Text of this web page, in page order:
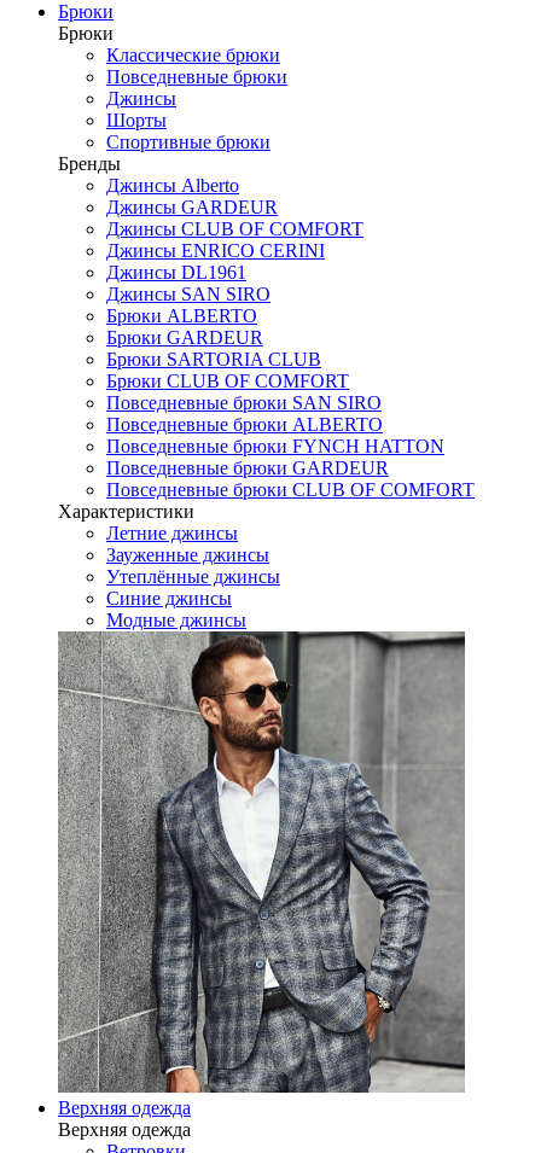
Брюки
Брюки
Классические брюки
Повседневные брюки
Джинсы
Шорты
Спортивные брюки
Бренды
Джинсы Alberto
Джинсы GARDEUR
Джинсы CLUB OF COMFORT
Джинсы ENRICO CERINI
Джинсы DL1961
Джинсы SAN SIRO
Брюки ALBERTO
Брюки GARDEUR
Брюки SARTORIA CLUB
Брюки CLUB OF COMFORT
Повседневные брюки SAN SIRO
Повседневные брюки ALBERTO
Повседневные брюки FYNCH HATTON
Повседневные брюки GARDEUR
Повседневные брюки CLUB OF COMFORT
Характеристики
Летние джинсы
Зауженные джинсы
Утеплённые джинсы
Синие джинсы
Модные джинсы
Верхняя одежда
Верхняя одежда